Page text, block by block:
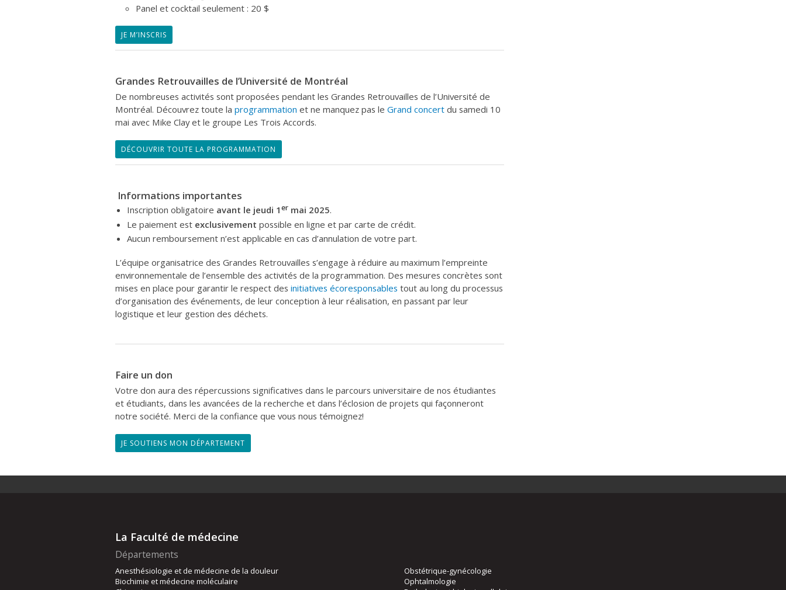
Panel et cocktail seulement : 20 $
JE M’INSCRIS
Grandes Retrouvailles de l’Université de Montréal
De nombreuses activités sont proposées pendant les Grandes Retrouvailles de l’Université de
Montréal. Découvrez toute la programmation et ne manquez pas le Grand concert du samedi 10
mai avec Mike Clay et le groupe Les Trois Accords.
DÉCOUVRIR TOUTE LA PROGRAMMATION
Informations importantes
Inscription obligatoire avant le jeudi 1er mai 2025.
Le paiement est exclusivement possible en ligne et par carte de crédit.
Aucun remboursement n’est applicable en cas d’annulation de votre part.
L’équipe organisatrice des Grandes Retrouvailles s’engage à réduire au maximum l’empreinte
environnementale de l’ensemble des activités de la programmation. Des mesures concrètes sont
mises en place pour garantir le respect des initiatives écoresponsables tout au long du processus
d’organisation des événements, de leur conception à leur réalisation, en passant par leur
logistique et leur gestion des déchets.
Faire un don
Votre don aura des répercussions significatives dans le parcours universitaire de nos étudiantes
et étudiants, dans les avancées de la recherche et dans l’éclosion de projets qui façonneront
notre société. Merci de la confiance que vous nous témoignez!
JE SOUTIENS MON DÉPARTEMENT
La Faculté de médecine
Départements
Anesthésiologie et de médecine de la douleur
Biochimie et médecine moléculaire
Obstétrique-gynécologie
Ophtalmologie